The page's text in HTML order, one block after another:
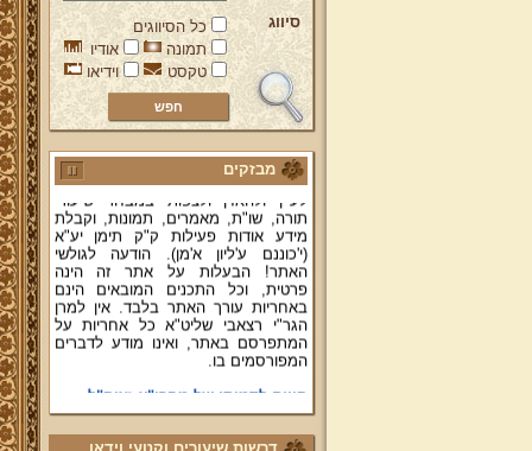
סיווג
כל הסיווגים
תמונה
אודיו
טקסט
וידיאו
מבזקים
ברוכים הבאים לאתר מהרי"ץ
יד מהרי"ץ - פורטל תורני למורשת יהדות
תימן, האתר הרשמי להנצחת מורשתו
של גאון רבני תימן ותפארתם מהרי"ץ
זצוק"ל. באתר תמצאו גם תכנים תורניים
והלכתיים רבים של מרן הגאון הרב יצחק
רצאבי שליט"א - פוסק עדת תימן,
ושו"ת עולת יצחק ג"ח ועוד, וכן תוכלו
לעיין ולהאזין ולצפות במבחר שיעורי
מידע אודות פעילות ק"ק תימן יע"א
(י'כוננם ע'ליון א'מן). הודעה לגולשי
האתר! הבעלות על אתר זה הינה
פרטית, וכל התכנים המובאים הינם
באחריות עורך האתר בלבד. אין למרן
הגר"י רצאבי שליט"א כל אחריות על
המתפרסם באתר, ואינו מודע לדברים
המפורסמים בו.
קווים לדמותו של מהרי"ץ זצוק"ל